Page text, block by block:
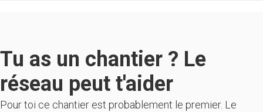
Tu as un chantier ? Le
réseau peut t'aider
Pour toi ce chantier est probablement le premier. Le